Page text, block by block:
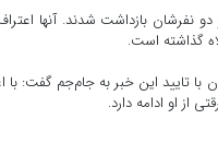
نفرشان بازداشت شدند. آنها
گذاشته است.
شعبانی، بازپرس شعبه سوم دادسرای ناحیه 12 تهران با
از او ادامه دارد.